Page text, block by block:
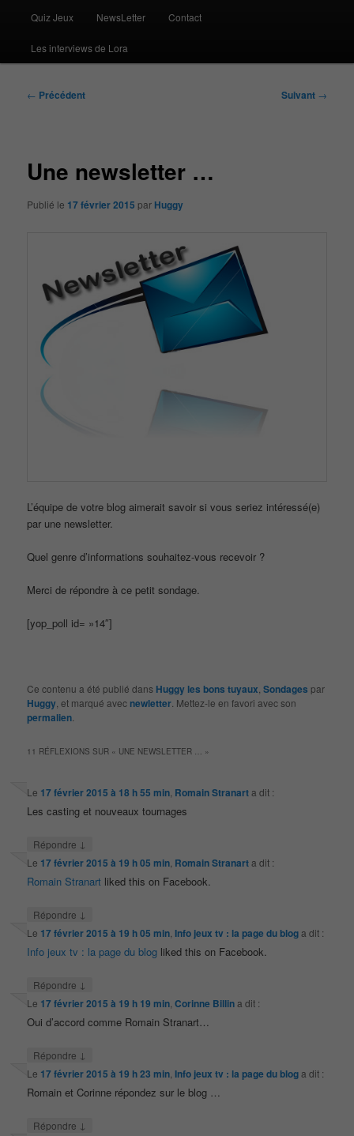
Quiz Jeux NewsLetter Contact
Les interviews de Lora
Navigation
← Précédent Suivant →
Une newsletter …
Publié le 17 février 2015 par Huggy
L’équipe de votre blog aimerait savoir si vous seriez intéressé(e)
par une newsletter.
Quel genre d’informations souhaitez-vous recevoir ?
Merci de répondre à ce petit sondage.
[yop_poll id= »14″]
Ce contenu a été publié dans Huggy les bons tuyaux ,Sondages par
Huggy , et marqué avec newletter . Mettez-le en favori avec son
permalien
11 RÉFLEXIONS SUR « UNE NEWSLETTER … »
Le 17 février 2015 à 18 h 55 min Romain Stranarta dit :
Les casting et nouveaux tournages
Répondre ↓
Le 17 février 2015 à 19 h 05 min Romain Stranarta dit :
Romain Stranart liked this on Facebook.
Répondre ↓
Le 17 février 2015 à 19 h 05 min Info jeux tv : la page du bloga dit :
Info jeux tv : la page du blog liked this on Facebook.
Répondre ↓
Le 17 février 2015 à 19 h 19 min ,Corinne Billina dit :
Oui d’accord comme Romain Stranart…
Répondre ↓
Le 17 février 2015 à 19 h 23 min Info jeux tv : la page du bloga dit :
Romain et Corinne répondez sur le blog …
Répondre ↓